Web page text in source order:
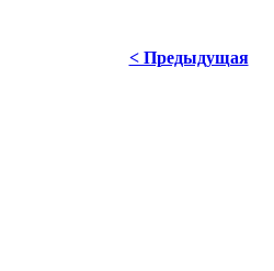
< Предыдущая